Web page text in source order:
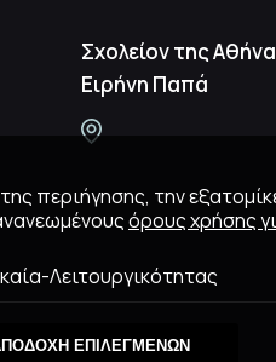
Σχολείον της
Ειρήνη Παπά
περιήγησης, την
όρους χρήσης
Λειτουργικότητας
ΕΠΙΛΕΓΜΕΝΩΝ